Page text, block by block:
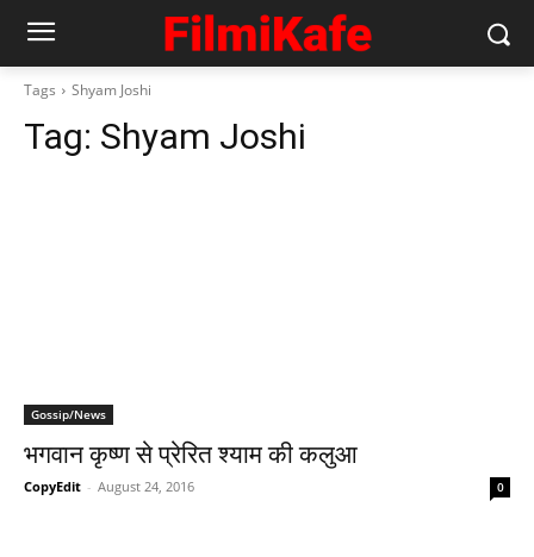
Tags Shyam Joshi
Tag: Shyam Joshi
Gossip/News
भगवान कृष्ण से प्रेरित श्याम की कलुआ
CopyEdit - August 24, 2016 0